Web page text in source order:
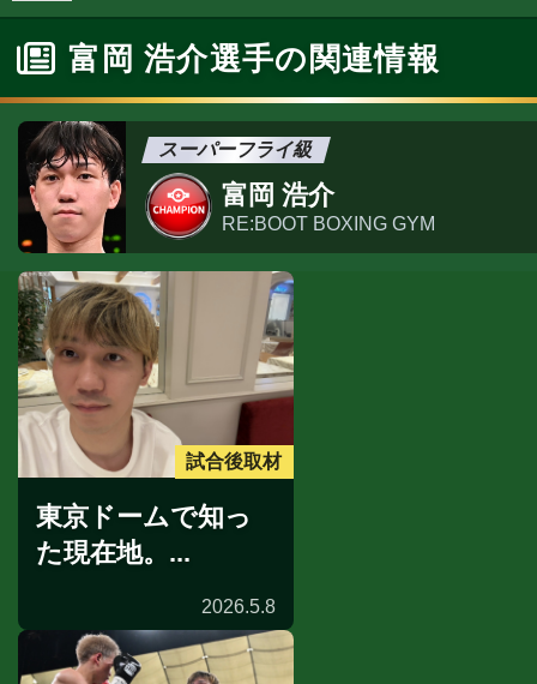
富岡 浩介選手の関連情報
スーパーフライ級
富岡 浩介
RE:BOOT BOXING GYM
試合後取材
東京ドームで知っ
た現在地。...
2026.5.8